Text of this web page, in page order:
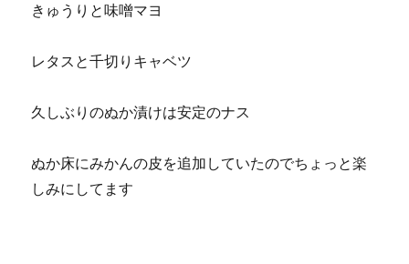
きゅうりと味噌マヨ
レタスと千切りキャベツ
久しぶりのぬか漬けは安定のナス
ぬか床にみかんの皮を追加していたのでちょっと楽
しみにしてます